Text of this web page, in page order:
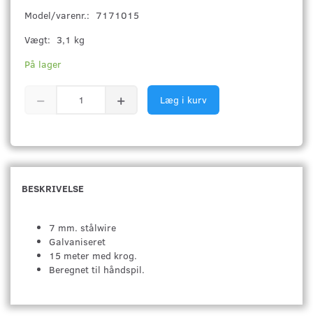
Model/varenr.: 7171015
Vægt: 3,1 kg
På lager
Læg i kurv
BESKRIVELSE
7 mm. stålwire
Galvaniseret
15 meter med krog.
Beregnet til håndspil.